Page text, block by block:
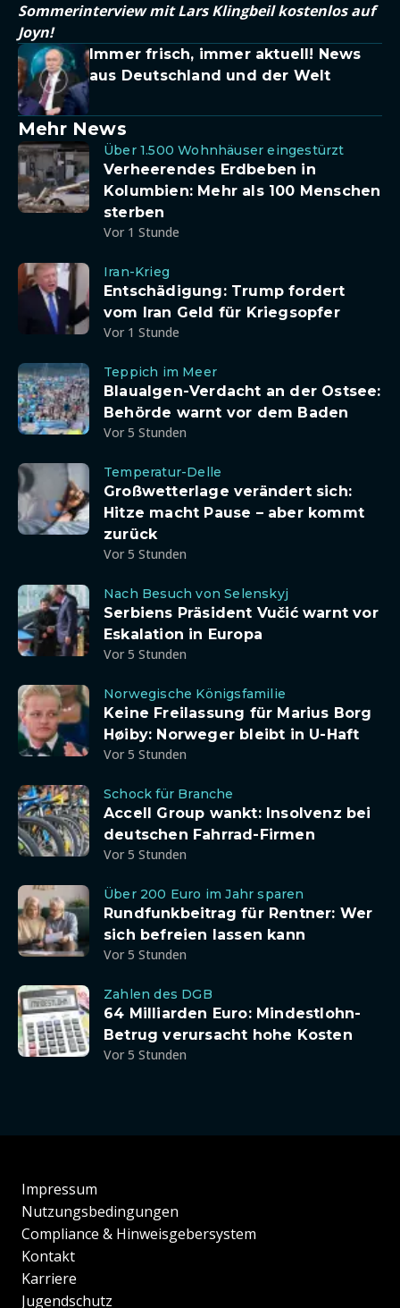
Sommerinterview mit Lars Klingbeil kostenlos auf
Joyn!
Immer frisch, immer aktuell! News
aus Deutschland und der Welt
Mehr News
Über 1.500 Wohnhäuser eingestürzt
Verheerendes Erdbeben in
Kolumbien: Mehr als 100 Menschen
sterben
Vor 1 Stunde
Iran-Krieg
Entschädigung: Trump fordert
vom Iran Geld für Kriegsopfer
Vor 1 Stunde
Teppich im Meer
Blaualgen-Verdacht an der Ostsee:
Behörde warnt vor dem Baden
Vor 5 Stunden
Temperatur-Delle
Großwetterlage verändert sich:
Hitze macht Pause – aber kommt
zurück
Vor 5 Stunden
Nach Besuch von Selenskyj
Serbiens Präsident Vučić warnt vor
Eskalation in Europa
Vor 5 Stunden
Norwegische Königsfamilie
Keine Freilassung für Marius Borg
Høiby: Norweger bleibt in U-Haft
Vor 5 Stunden
Schock für Branche
Accell Group wankt: Insolvenz bei
deutschen Fahrrad-Firmen
Vor 5 Stunden
Über 200 Euro im Jahr sparen
Rundfunkbeitrag für Rentner: Wer
sich befreien lassen kann
Vor 5 Stunden
Zahlen des DGB
64 Milliarden Euro: Mindestlohn-
Betrug verursacht hohe Kosten
Vor 5 Stunden
Impressum
Nutzungsbedingungen
Compliance & Hinweisgebersystem
Kontakt
Karriere
Jugendschutz